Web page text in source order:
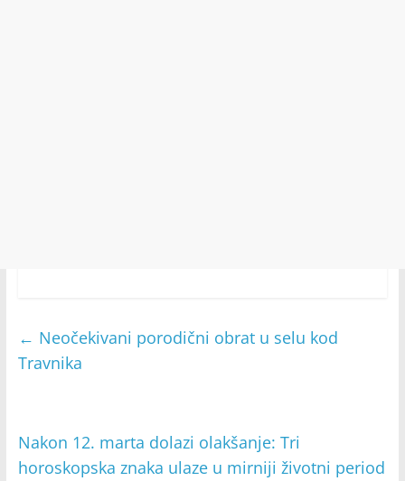
← Neočekivani porodični obrat u selu kod
Travnika
Nakon 12. marta dolazi olakšanje: Tri
horoskopska znaka ulaze u mirniji životni period